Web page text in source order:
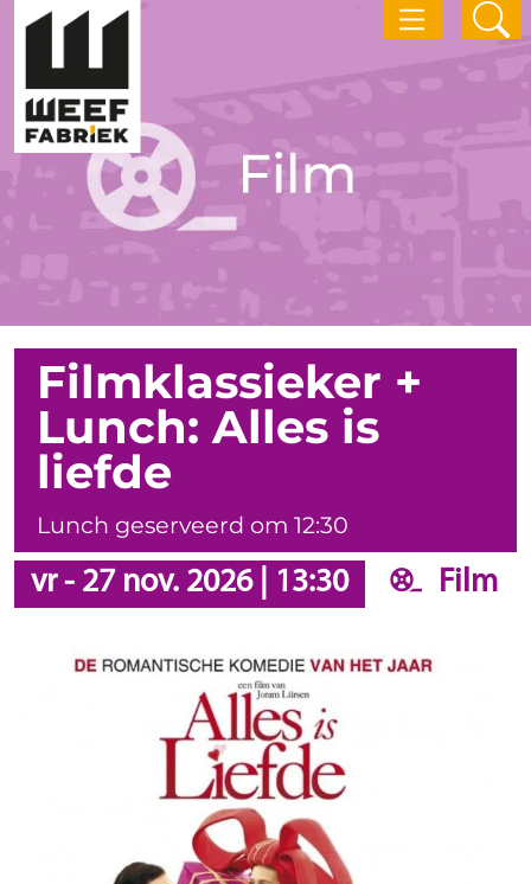
Filmklassieker +
Lunch: Alles is
liefde
Lunch geserveerd om 12:30
vr- 27 nov. 2026| 13:30 Film